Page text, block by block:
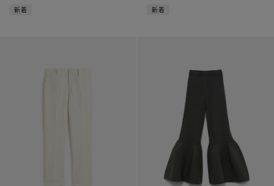
新着 新着